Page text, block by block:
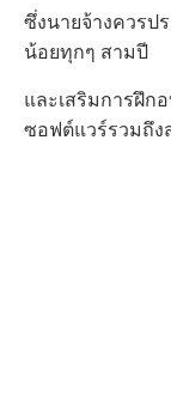
ซึ่งนายจ้างควรป
น้อยทุกๆ สามปี
และเสริมการฝึก
ซอฟต์แวร์รวมถึง